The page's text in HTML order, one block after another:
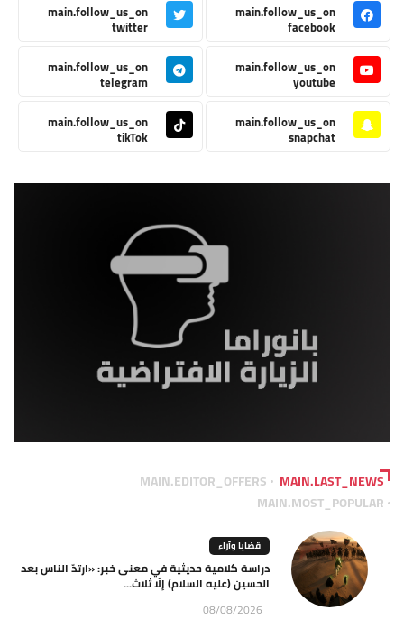
main.follow_us_on
facebook
main.follow_us_on
twitter
main.follow_us_on
youtube
main.follow_us_on
telegram
main.follow_us_on
snapchat
main.follow_us_on
tikTok
MAIN.LAST_NEWS
MAIN.EDITOR_OFFERS
MAIN.MOST_POPULAR
قضايا وآراء
دراسة كلامية حديثية في معنى خبر: «ارتدّ الناس بعد
الحسين (عليه السلام) إلّا ثلاث...
08/08/2026